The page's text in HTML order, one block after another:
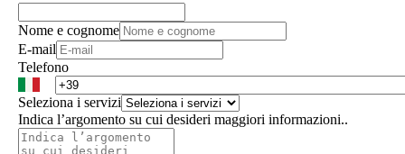
Nome e cognome
E-mail
Telefono
Seleziona i servizi
Indica l’argomento su cui desideri maggiori informazioni..